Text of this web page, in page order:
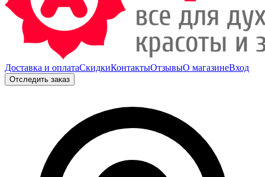
Доставка и оплатаСкидкиКонтактыОтзывыО магазинеВход
Отследить заказ